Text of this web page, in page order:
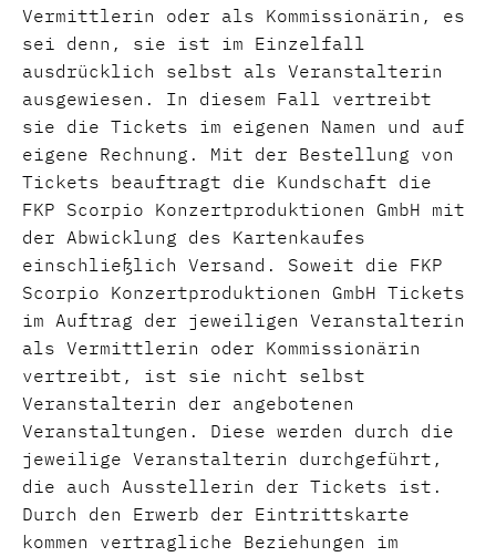
Vermittlerin oder als Kommissionärin, es
sei denn, sie ist im Einzelfall
ausdrücklich selbst als Veranstalterin
ausgewiesen. In diesem Fall vertreibt
sie die Tickets im eigenen Namen und auf
eigene Rechnung. Mit der Bestellung von
Tickets beauftragt die Kundschaft die
FKP Scorpio Konzertproduktionen GmbH mit
der Abwicklung des Kartenkaufes
einschließlich Versand. Soweit die FKP
Scorpio Konzertproduktionen GmbH Tickets
im Auftrag der jeweiligen Veranstalterin
als Vermittlerin oder Kommissionärin
vertreibt, ist sie nicht selbst
Veranstalterin der angebotenen
Veranstaltungen. Diese werden durch die
jeweilige Veranstalterin durchgeführt,
die auch Ausstellerin der Tickets ist.
Durch den Erwerb der Eintrittskarte
kommen vertragliche Beziehungen im